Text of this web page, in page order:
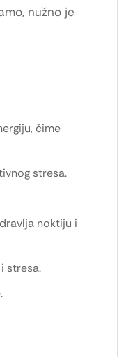
nužno je
čime
stresa.
noktiju i
stresa.